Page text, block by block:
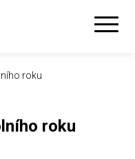
roku
roku